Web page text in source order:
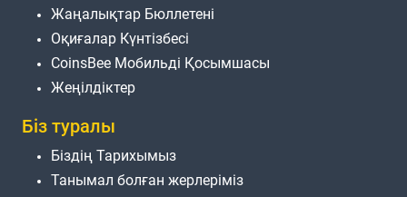
Жаңалықтар Бюллетені
Оқиғалар Күнтізбесі
CoinsBee Мобильді Қосымшасы
Жеңілдіктер
Біз туралы
Біздің Тарихымыз
Танымал болған жерлеріміз